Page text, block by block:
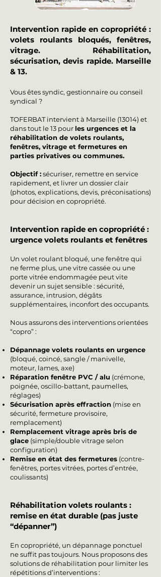
Intervention rapide en copropriété :
volets roulants bloqués, fenêtres,
vitrage. Réhabilitation,
sécurisation, devis rapide. Marseille
& 13.
Vous êtes syndic, gestionnaire ou conseil
syndical ?
TOFERBAT intervient à Marseille (13014) et
dans tout le 13 pour les urgences et la
réhabilitation de volets roulants,
fenêtres, vitrage et fermetures en
parties privatives ou communes.
Objectif :sécuriser, remettre en service
rapidement, et livrer un dossier clair
(photos, explications, devis, préconisations)
pour décision en copropriété.
Intervention rapide en copropriété :
urgence volets roulants et fenêtres
Un volet roulant bloqué, une fenêtre qui
ne ferme plus, une vitre cassée ou une
porte vitrée endommagée peut vite
devenir un sujet sensible : sécurité,
assurance, intrusion, dégâts
supplémentaires, inconfort des occupants.
Nous assurons des interventions orientées
“copro” :
Dépannage volets roulants en urgence
(bloqué, coincé, sangle / manivelle,
moteur, lames, axe)
Réparation fenêtre PVC / alu (crémone,
poignée, oscillo-battant, paumelles,
réglages)
Sécurisation après effraction (mise en
sécurité, fermeture provisoire,
remplacement)
Remplacement vitrage après bris de
glace (simple/double vitrage selon
configuration)
Remise en état des fermetures (contre-
fenêtres, portes vitrées, portes d’entrée,
coulissants)
Réhabilitation volets roulants :
remise en état durable (pas juste
“dépanner”)
En copropriété, un dépannage ponctuel
ne suffit pas toujours. Nous proposons des
solutions de réhabilitation pour limiter les
répétitions d’interventions :